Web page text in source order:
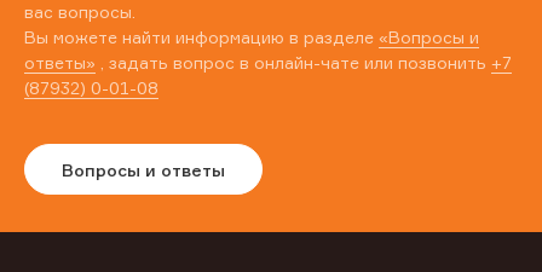
вас вопросы.
Вы можете найти информацию в разделе «Вопросы и
ответы» , задать вопрос в онлайн-чате или позвонить +7
(87932) 0-01-08
Вопросы и ответы